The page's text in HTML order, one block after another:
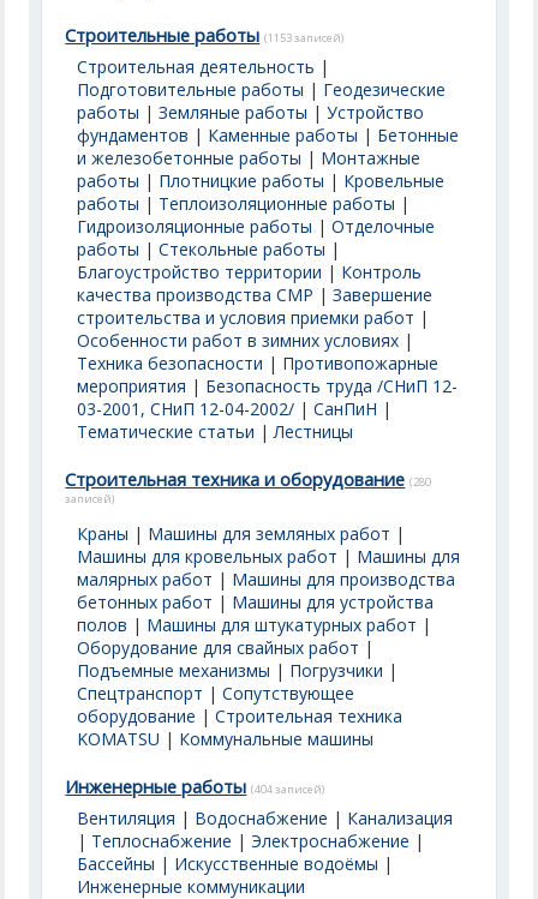
Строительные работы (1153 записей)
Строительная деятельность |
Подготовительные работы | Геодезические
работы |Земляные работы |Устройство
фундаментов | Каменные работы | Бетонные
и железобетонные работы | Монтажные
работы | Плотницкие работы | Кровельные
работы | Теплоизоляционные работы |
Гидроизоляционные работы |Отделочные
работы |Стекольные работы |
Благоустройство территории | Контроль
качества производства СМР |Завершение
строительства и условия приемки работ |
Особенности работ в зимних условиях |
Техника безопасности | Противопожарные
мероприятия | Безопасность труда /СНиП 12-
03-2001, СНиП 12-04-2002/ |СанПиН |
Тематические статьи |Лестницы
Строительная техника и оборудование (280
записей)
Краны | Машины для земляных работ |
Машины для кровельных работ | Машины для
малярных работ | Машины для производства
бетонных работ | Машины для устройства
полов | Машины для штукатурных работ |
Оборудование для свайных работ |
Подъемные механизмы | Погрузчики |
Спецтранспорт |Сопутствующее
оборудование |Строительная техника
KOMATSU | Коммунальные машины
Инженерные работы (404 записей)
Вентиляция | Водоснабжение | Канализация
| Теплоснабжение |Электроснабжение |
Бассейны | Искусственные водоёмы |
Инженерные коммуникации